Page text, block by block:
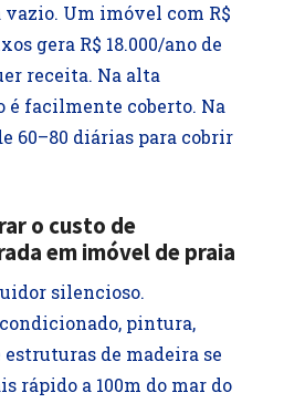
Um imóvel com R$
gera R$ 18.000/ano de
receita. Na alta
é facilmente coberto. Na
60–80 diárias para cobrir
o custo de
em imóvel de praia
silencioso.
pintura,
de madeira se
rápido a 100m do mar do